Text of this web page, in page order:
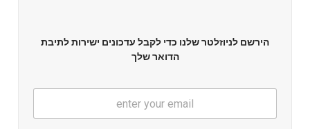
הירשם לניוזלטר שלנו כדי לקבל עדכונים ישירות לתיבת
הדואר שלך